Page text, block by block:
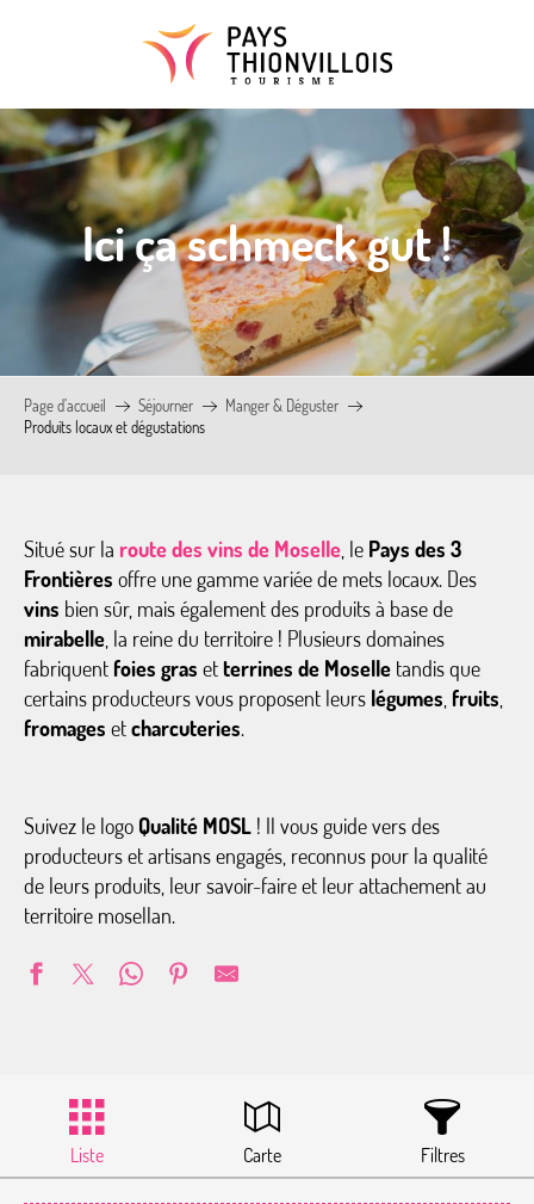
Ici ça schmeck gut !
Page d’accueil Séjourner
Manger & Déguster
Produits locaux et dégustations
Situé sur la route des vins de Moselle , le Pays des 3
Frontières offre une gamme variée de mets locaux. Des
vins bien sûr, mais également des produits à base de
mirabelle , la reine du territoire ! Plusieurs domaines
fabriquent foies gras etterrines de Moselle tandis que
certains producteurs vous proposent leurs légumes fruits
fromages etcharcuteries.
Suivez le logo Qualité MOSL ! Il vous guide vers des
producteurs et artisans engagés, reconnus pour la qualité
de leurs produits, leur savoir-faire et leur attachement au
territoire mosellan.
Liste Carte Filtres